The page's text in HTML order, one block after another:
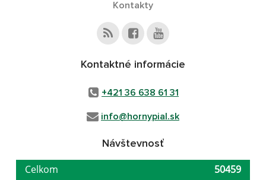
Kontakty
Kontaktné informácie
+421 36 638 61 31
info@hornypial.sk
Návštevnosť